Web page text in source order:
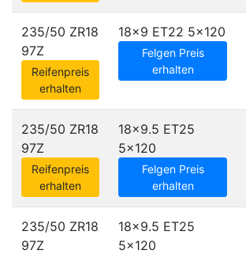
235/50 ZR18
97Z
Reifenpreis
erhalten
18x9 ET22 5x120
Felgen Preis
erhalten
235/50 ZR18
97Z
Reifenpreis
erhalten
18x9.5 ET25
5x120
Felgen Preis
erhalten
235/50 ZR18
97Z
18x9.5 ET25
5x120